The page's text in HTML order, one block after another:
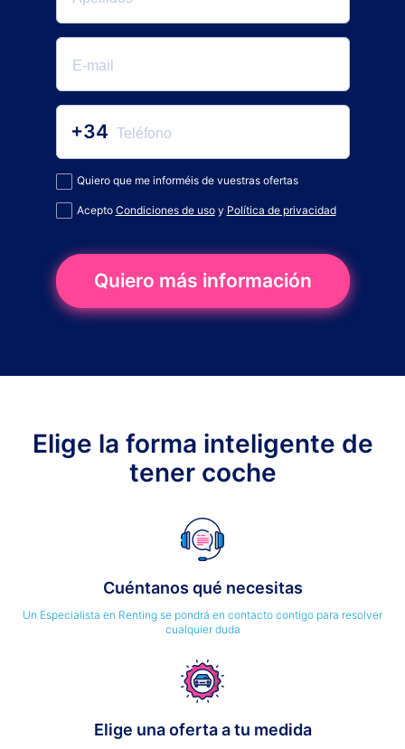
+34
Quiero que me informéis de vuestras ofertas
Acepto Condiciones de usoy Política de privacidad
Quiero más información
Elige la forma inteligente de
tener coche
Cuéntanos qué necesitas
Un Especialista en Renting se pondrá en contacto contigo para resolver
cualquier duda
Elige una oferta a tu medida